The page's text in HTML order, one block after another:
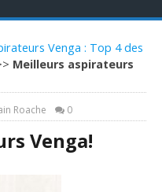
Venga : Top 4 des
Meilleurs aspirateurs
Roache 0
Venga!